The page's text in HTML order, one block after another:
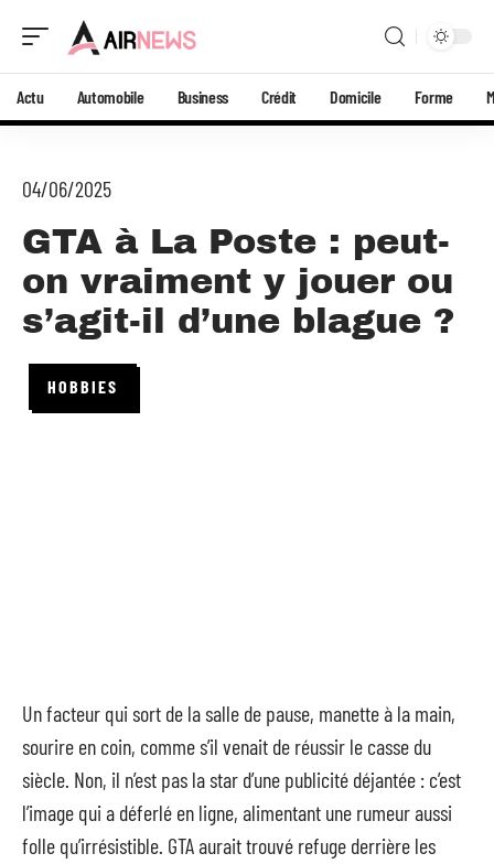
Actu Automobile Business Crédit Domicile Forme
04/06/2025
GTA à La Poste : peut-
on vraiment y jouer ou
s’agit-il d’une blague ?
HOBBIES
Un facteur qui sort de la salle de pause, manette à la main,
sourire en coin, comme s’il venait de réussir le casse du
siècle. Non, il n’est pas la star d’une publicité déjantée : c’est
l’image qui a déferlé en ligne, alimentant une rumeur aussi
folle qu’irrésistible. GTA aurait trouvé refuge derrière les